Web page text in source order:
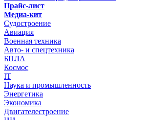
Прайс-лист
Медиа-кит
Судостроение
Авиация
Военная техника
Авто- и спецтехника
БПЛА
Космос
IT
Наука и промышленность
Энергетика
Экономика
Двигателестроение